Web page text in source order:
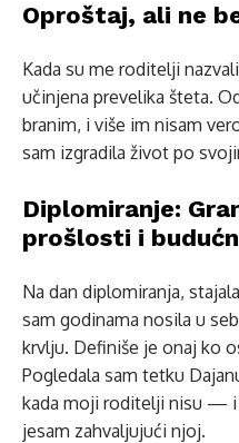
Oproštaj, ali ne
Kada su me roditelji
učinjena prevelika šteta.
branim, i više im nisam
sam izgradila život po
Diplomiranje:
prošlosti i
Na dan diplomiranja,
sam godinama nosila u
krvlju. Definiše je onaj ko
Pogledala sam tetku
kada moji roditelji nisu — i
jesam zahvaljujući njoj.